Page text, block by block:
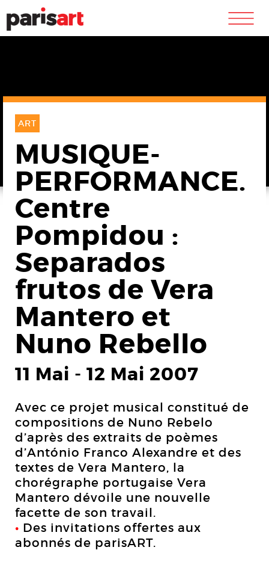
m
ART
MUSIQUE-
PERFORMANCE.
Centre
Pompidou :
Separados
frutos de Vera
Mantero et
Nuno Rebello
11 Mai - 12 Mai 2007
Avec ce projet musical constitué de
compositions de Nuno Rebelo
d’après des extraits de poèmes
d’António Franco Alexandre et des
textes de Vera Mantero, la
chorégraphe portugaise Vera
Mantero dévoile une nouvelle
facette de son travail.
• Des invitations offertes aux
abonnés de parisART.